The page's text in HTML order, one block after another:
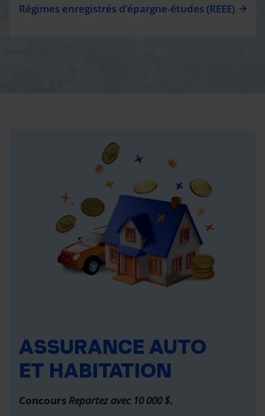
Régimes enregistrés d’épargne-études (REEE)
ASSURANCE AUTO
ET HABITATION
Concours Repartez avec 10 000 $.